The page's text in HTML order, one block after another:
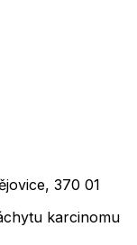
370 01
karcinomu